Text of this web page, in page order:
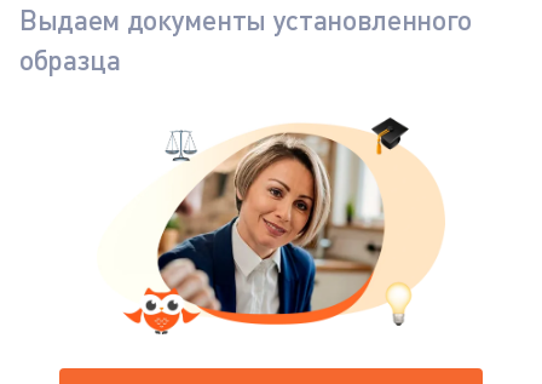
Выдаем документы установленного
образца